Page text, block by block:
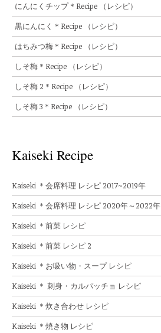
にんにくチップ＊Recipe （レシピ）
黒にんにく＊Recipe （レシピ）
はちみつ梅＊Recipe （レシピ）
しそ梅＊Recipe （レシピ）
しそ梅 2＊Recipe （レシピ）
しそ梅 3＊Recipe （レシピ）
Kaiseki Recipe
Kaiseki ＊会席料理 レシピ 2017~2019年
Kaiseki ＊会席料理 レシピ 2020年～2022年
Kaiseki ＊前菜 レシピ
Kaiseki ＊前菜 レシピ 2
Kaiseki ＊お吸い物・スープ レシピ
Kaiseki ＊ 刺身・カルパッチョ レシピ
Kaiseki ＊炊き合わせ レシピ
Kaiseki ＊焼き物 レシピ